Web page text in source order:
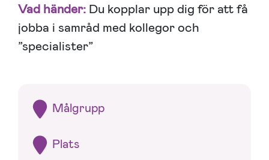
Vad händer: Du kopplar upp dig för att få
jobba i samråd med kollegor och
”specialister”
Målgrupp
Plats